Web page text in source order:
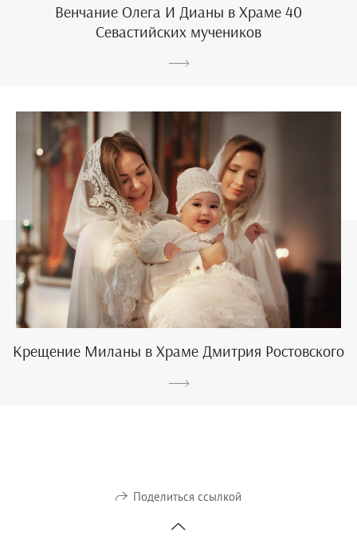
Венчание Олега И Дианы в Храме 40
Севастийских мучеников
Крещение Миланы в Храме Дмитрия Ростовского
Поделиться ссылкой